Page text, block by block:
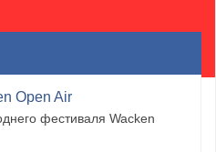
Open Air
фестиваля Wacken